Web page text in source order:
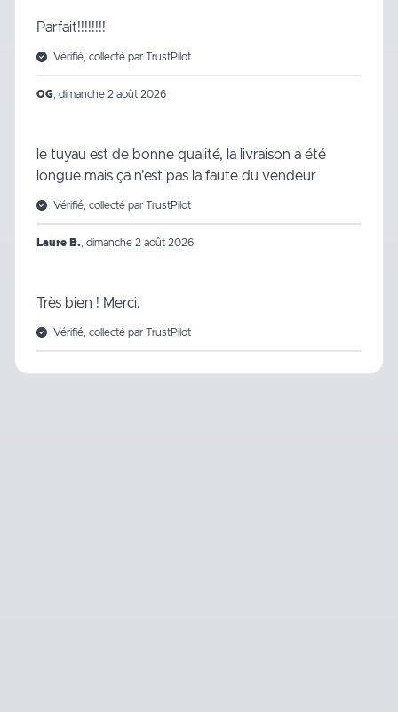
Parfait!!!!!!!!
Vérifié, collecté par TrustPilot
OG dimanche 2 août 2026
le tuyau est de bonne qualité, la livraison a été
longue mais ça n'est pas la faute du vendeur
Vérifié, collecté par TrustPilot
Laure B. dimanche 2 août 2026
Très bien ! Merci.
Vérifié, collecté par TrustPilot